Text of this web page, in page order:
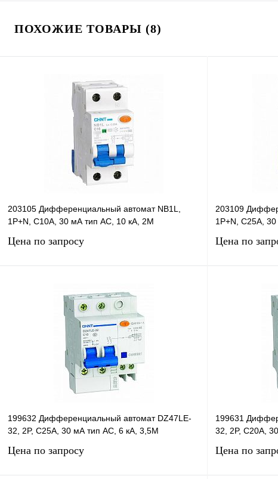
ПОХОЖИЕ ТОВАРЫ (8)
203105 Дифференциальный автомат NB1L,
1P+N, C10А, 30 мА тип AC, 10 кА, 2М
Цена по запросу
Запросить цену
Купить в 1 клик Сравнение
наличии
203109
1P+N, C25А,
Цена по
Купить в 1 клик
199632 Дифференциальный автомат DZ47LE-
32, 2P, C25А, 30 мА тип AC, 6 кА, 3,5М
Цена по запросу
199631
32, 2P, C20А,
Цена по